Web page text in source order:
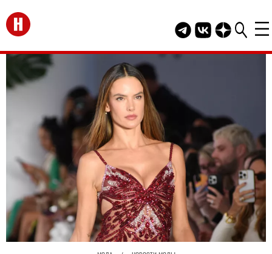
Перейти на главную
Telegram канал
Группа HELLO
Канал